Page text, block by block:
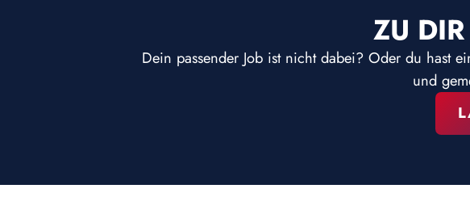
ZU
Dein passender Job ist nicht dabei? Oder du hast
und